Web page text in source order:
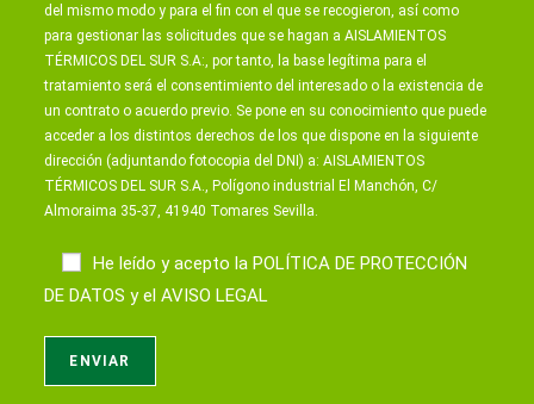
del mismo modo y para el fin con el que se recogieron, así como
para gestionar las solicitudes que se hagan a AISLAMIENTOS
TÉRMICOS DEL SUR S.A:, por tanto, la base legítima para el
tratamiento será el consentimiento del interesado o la existencia de
un contrato o acuerdo previo. Se pone en su conocimiento que puede
acceder a los distintos derechos de los que dispone en la siguiente
dirección (adjuntando fotocopia del DNI) a: AISLAMIENTOS
TÉRMICOS DEL SUR S.A., Polígono industrial El Manchón, C/
Almoraima 35-37, 41940 Tomares Sevilla.
He leído y acepto laPOLÍTICA DE PROTECCIÓN
DE DATOS y elAVISO LEGAL